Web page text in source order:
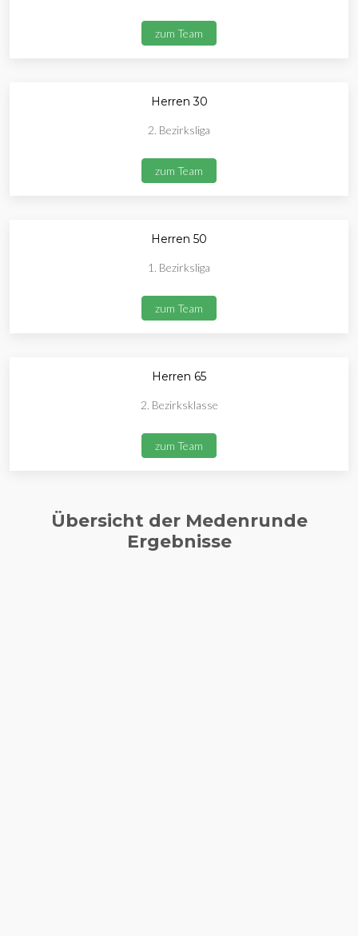
zum Team
Herren 30
2. Bezirksliga
zum Team
Herren 50
1. Bezirksliga
zum Team
Herren 65
2. Bezirksklasse
zum Team
Übersicht der Medenrunde
Ergebnisse